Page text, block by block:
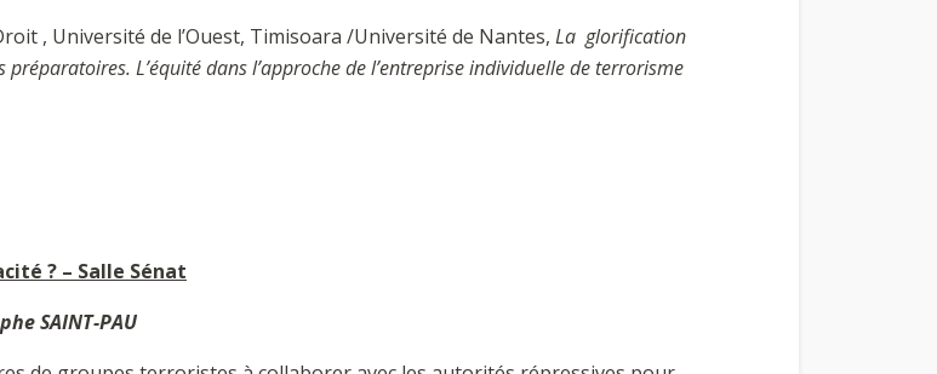
, Université de l’Ouest, Timisoara /Université de Nantes, La glorification
L’équité dans l’approche de l’entreprise individuelle de terrorisme
? – Salle Sénat
SAINT-PAU